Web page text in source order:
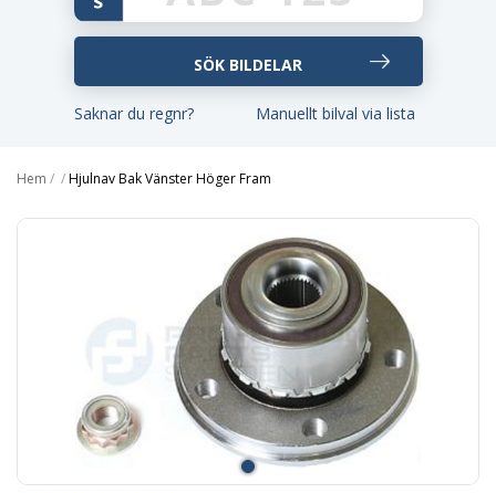
Saknar du regnr? Manuellt bilval via lista
Hem / /Hjulnav Bak Vänster Höger Fram